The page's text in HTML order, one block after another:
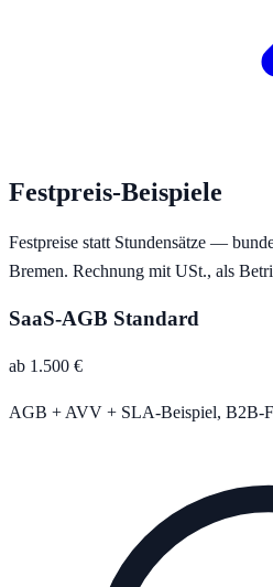
Festpreis-Beispiele
Festpreise statt Stundensätze —
Bremen. Rechnung mit USt., als
SaaS-AGB Standard
ab 1.500 €
AGB + AVV + SLA-Beispiel, B2B-